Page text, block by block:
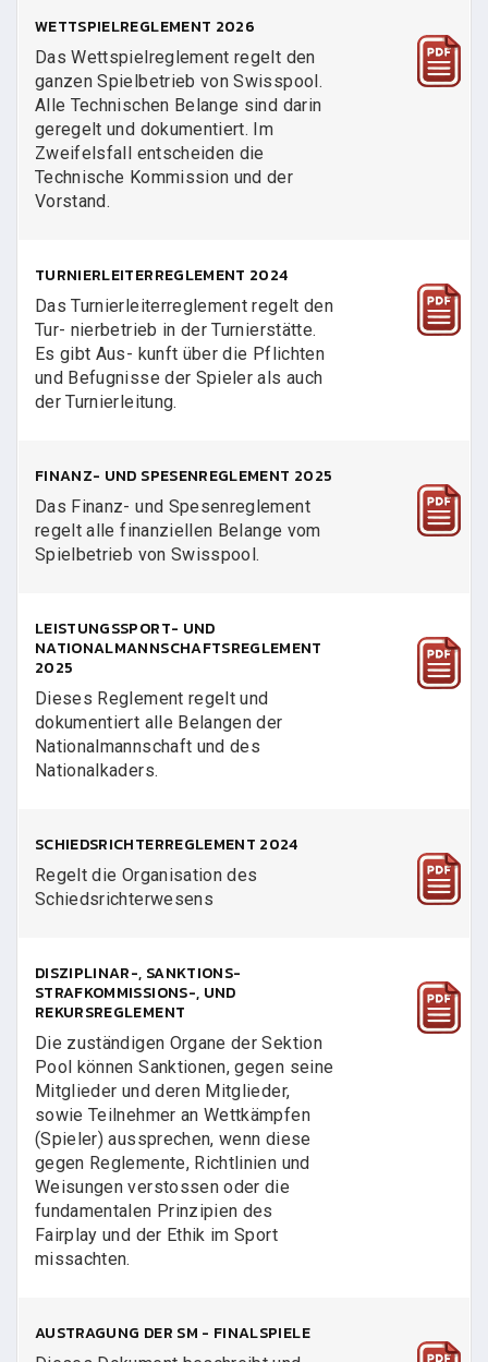
WETTSPIELREGLEMENT 2026
Das Wettspielreglement regelt den
ganzen Spielbetrieb von Swisspool.
Alle Technischen Belange sind darin
geregelt und dokumentiert. Im
Zweifelsfall entscheiden die
Technische Kommission und der
Vorstand.
TURNIERLEITERREGLEMENT 2024
Das Turnierleiterreglement regelt den
Tur- nierbetrieb in der Turnierstätte.
Es gibt Aus- kunft über die Pflichten
und Befugnisse der Spieler als auch
der Turnierleitung.
FINANZ- UND SPESENREGLEMENT 2025
Das Finanz- und Spesenreglement
regelt alle finanziellen Belange vom
Spielbetrieb von Swisspool.
LEISTUNGSSPORT- UND
NATIONALMANNSCHAFTSREGLEMENT
2025
Dieses Reglement regelt und
dokumentiert alle Belangen der
Nationalmannschaft und des
Nationalkaders.
SCHIEDSRICHTERREGLEMENT 2024
Regelt die Organisation des
Schiedsrichterwesens
DISZIPLINAR-, SANKTIONS-
STRAFKOMMISSIONS-, UND
REKURSREGLEMENT
Die zuständigen Organe der Sektion
Pool können Sanktionen, gegen seine
Mitglieder und deren Mitglieder,
sowie Teilnehmer an Wettkämpfen
(Spieler) aussprechen, wenn diese
gegen Reglemente, Richtlinien und
Weisungen verstossen oder die
fundamentalen Prinzipien des
Fairplay und der Ethik im Sport
missachten.
AUSTRAGUNG DER SM - FINALSPIELE